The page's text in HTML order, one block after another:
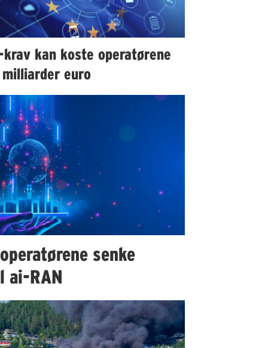
krav kan koste operatørene
euro
senke
ai-RAN